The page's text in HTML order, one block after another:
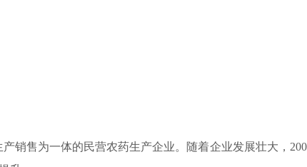
售为一体的民营农药生产企业。随着企业发展壮大，